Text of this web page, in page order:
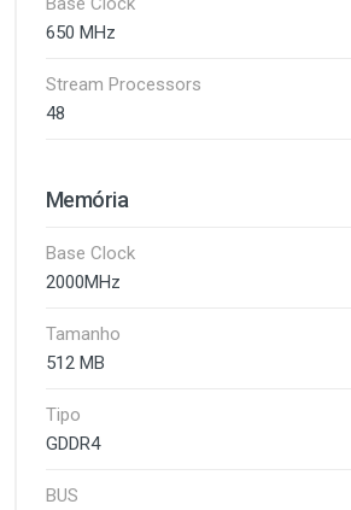
650 MHz
Stream Processors
48
Memória
Base Clock
2000MHz
Tamanho
512 MB
Tipo
GDDR4
BUS